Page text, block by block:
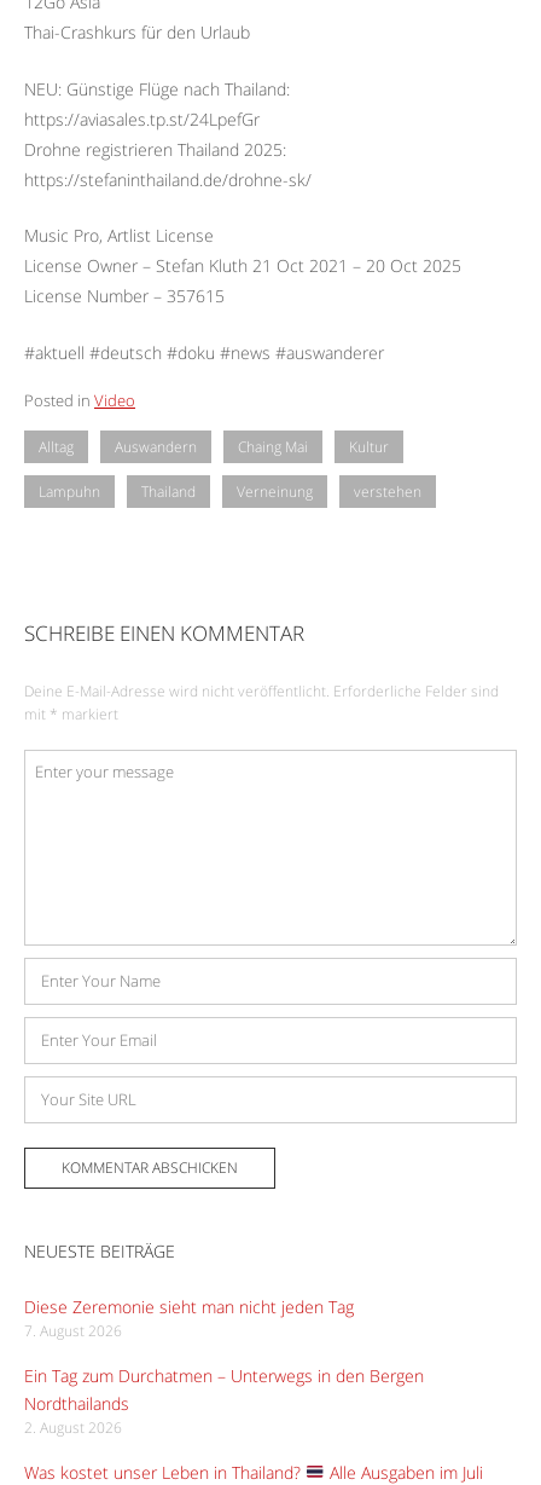
Thai-Crashkurs für den Urlaub
NEU: Günstige Flüge nach Thailand:
https://aviasales.tp.st/24LpefGr
Drohne registrieren Thailand 2025:
https://stefaninthailand.de/drohne-sk/
Music Pro, Artlist License
License Owner – Stefan Kluth 21 Oct 2021 – 20 Oct 2025
License Number – 357615
#aktuell #deutsch #doku #news #auswanderer
Posted in Video
Alltag Auswandern Chaing Mai Kultur
Lampuhn Thailand Verneinung verstehen
SCHREIBE EINEN KOMMENTAR
Deine E-Mail-Adresse wird nicht veröffentlicht. Erforderliche Felder sind
mit * markiert
Kommentar
Name
Mail-
Website
NEUESTE BEITRÄGE
Diese Zeremonie sieht man nicht jeden Tag
7. August 2026
Ein Tag zum Durchatmen – Unterwegs in den Bergen
Nordthailands
2. August 2026
Was kostet unser Leben in Thailand?
Alle Ausgaben im Juli